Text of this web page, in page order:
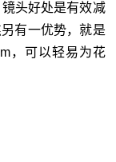
头好处是有效减
有一优势，就是
，可以轻易为花